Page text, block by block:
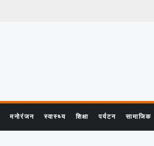
मनोरंजन स्वास्थ्य शिक्षा पर्यटन सामाजिक